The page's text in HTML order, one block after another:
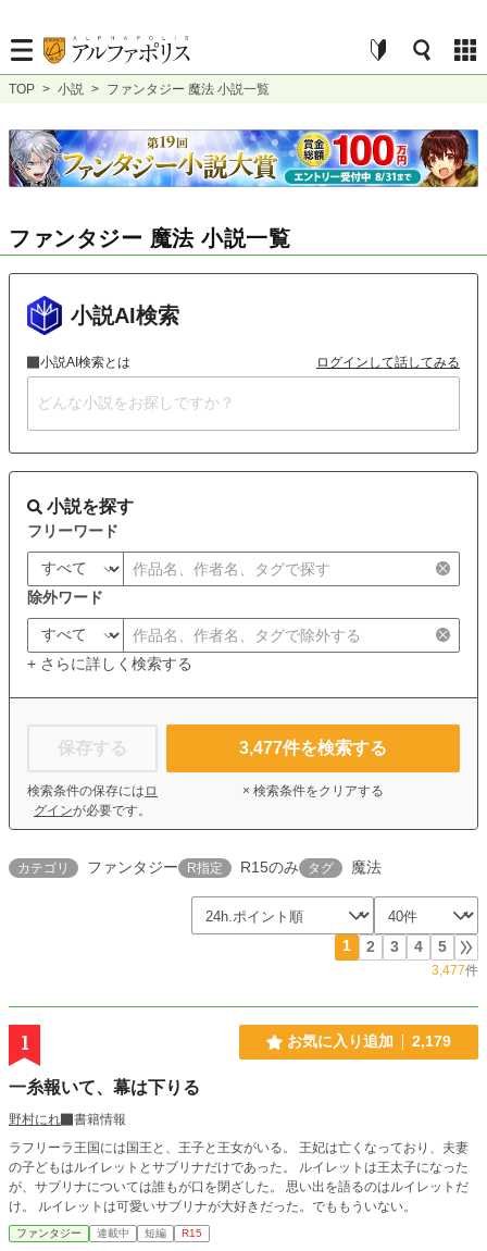
TOP > 小説 > ファンタジー 魔法 小説一覧
ファンタジー 魔法 小説一覧
小説AI検索
小説AI検索とは ログインして話してみる
小説を探す
フリーワード
除外ワード
+ さらに詳しく検索する
保存する
検索条件の保存には ロ
グインが必要です。
3,477件を検索する
× 検索条件をクリアする
カテゴリ ファンタジー R指定 R15のみ タグ 魔法
1 2 3 4 5
3,477件
1 お気に入り追加 2,179
一糸報いて、幕は下りる
野村にれ
書籍情報
ラフリーラ王国には国王と、王子と王女がいる。 王妃は亡くなっており、夫妻
の子どもはルイレットとサブリナだけであった。 ルイレットは王太子になった
が、サブリナについては誰もが口を閉ざした。 思い出を語るのはルイレットだ
け。 ルイレットは可愛いサブリナが大好きだった。でももういない。
ファンタジー 連載中 短編 R15